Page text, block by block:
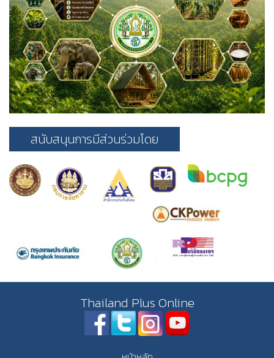
สนับสนุนการมีส่วนร่วมโดย
Thailand Plus Online